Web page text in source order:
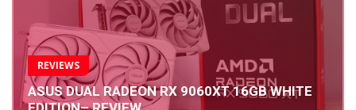
REVIEWS
ASUS DUAL RADEON RX 9060XT 16GB WHITE